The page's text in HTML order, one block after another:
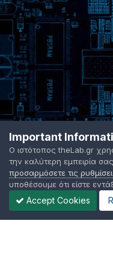
Important
Ο ιστότοπος theLab.gr
την καλύτερη εμπειρία
προσαρμόσετε τις
υποθέσουμε ότι είστε
Accept Cookies